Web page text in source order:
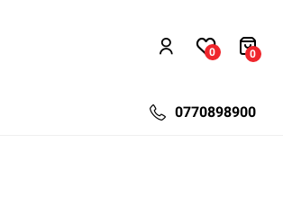
0 0
0770898900